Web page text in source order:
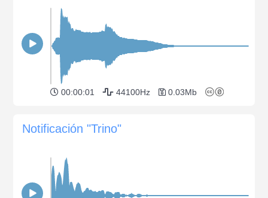
00:00:01 44100Hz 0.03Mb
Notificación "Trino"